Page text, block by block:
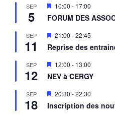
n
a
a
n
t
SEP
5
M
i
s
n
a
v
a
n
t
10:00 - 17:00
FORUM DES
SEP
11
M
s
n
a
a
n
t
21:00 -22:45
Reprise des
SEP
12
M
i
s
n
a
12:00 - 13:00
NEV à CERGY
SEP
18
M
s
20:30 -22:30
Inscription des